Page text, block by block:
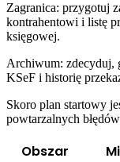
Zagranica: przygotuj
kontrahentowi i listę
księgowej.
Archiwum: zdecyduj,
KSeF i historię
Skoro plan startowy
powtarzalnych
Obszar